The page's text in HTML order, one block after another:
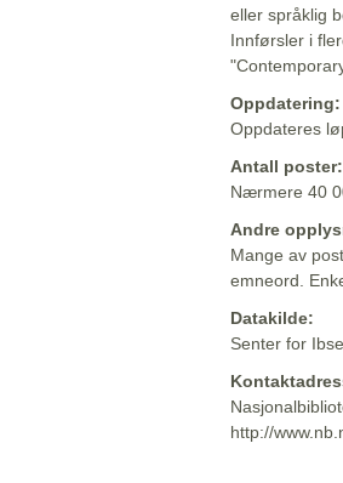
eller språklig
Innførsler i
Oppdatering:
Oppdateres
Antall poster:
Nærmere 40
Andre
Mange av
emneord.
Datakilde:
Senter for
http://